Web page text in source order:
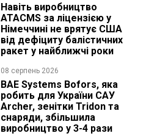
Навіть виробництво
ATACMS за ліцензією у
Німеччині не врятує США
від дефіциту балістичних
ракет у найближчі роки
08 серпень 2026
BAE Systems Bofors, яка
робить для України САУ
Archer, зенітки Tridon та
снаряди, збільшила
виробництво у 3-4 рази